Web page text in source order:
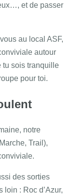
et de passer
au local ASF,
autour
tu sois tranquille
pour toi.
notre
Trail),
des sorties
: Roc d’Azur,